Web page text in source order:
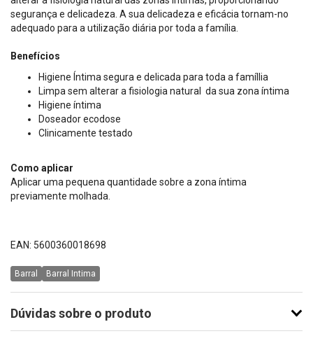
segurança e delicadeza. A sua delicadeza e eficácia tornam-no
adequado para a utilização diária por toda a família.
Benefícios
Higiene Íntima segura e delicada para toda a famíllia
Limpa sem alterar a fisiologia natural da sua zona íntima
Higiene íntima
Doseador ecodose
Clinicamente testado
Como aplicar
Aplicar uma pequena quantidade sobre a zona íntima
previamente molhada.
EAN: 5600360018698
Barral Barral Intima
Dúvidas sobre o produto